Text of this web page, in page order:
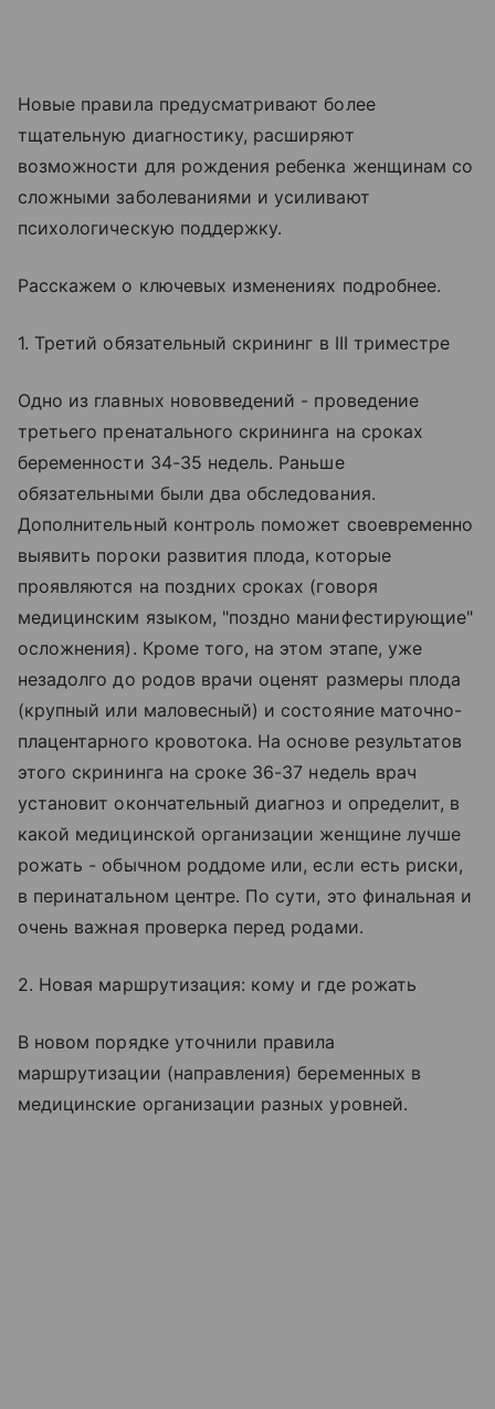
Новые правила предусматривают более
тщательную диагностику, расширяют
возможности для рождения ребенка женщинам со
сложными заболеваниями и усиливают
психологическую поддержку.
Расскажем о ключевых изменениях подробнее.
1. Третий обязательный скрининг в III триместре
Одно из главных нововведений - проведение
третьего пренатального скрининга на сроках
беременности 34-35 недель. Раньше
обязательными были два обследования.
Дополнительный контроль поможет своевременно
выявить пороки развития плода, которые
проявляются на поздних сроках (говоря
медицинским языком, "поздно манифестирующие"
осложнения). Кроме того, на этом этапе, уже
незадолго до родов врачи оценят размеры плода
(крупный или маловесный) и состояние маточно-
плацентарного кровотока. На основе результатов
этого скрининга на сроке 36-37 недель врач
установит окончательный диагноз и определит, в
какой медицинской организации женщине лучше
рожать - обычном роддоме или, если есть риски,
в перинатальном центре. По сути, это финальная и
очень важная проверка перед родами.
2. Новая маршрутизация: кому и где рожать
В новом порядке уточнили правила
маршрутизации (направления) беременных в
медицинские организации разных уровней.